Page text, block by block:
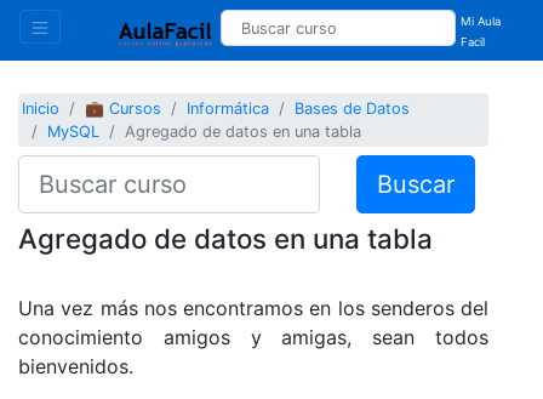
Mi Aula
Facil
Inicio 💼 Cursos Informática
Bases de Datos
MySQL
Agregado de datos en una tabla
Buscar
Agregado de datos en una tabla
Una vez más nos encontramos en los senderos del
conocimiento amigos y amigas, sean todos
bienvenidos.